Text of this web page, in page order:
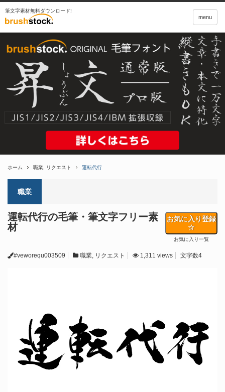
筆文字素材無料ダウンロード!
menu
ホーム 職業, リクエスト 運転代行
職業
運転代行の毛筆・筆文字フリー素
材
お気に入り登録
お気に入り一覧
#veworequ003509 職業, リクエスト 1,311 views 文字数4